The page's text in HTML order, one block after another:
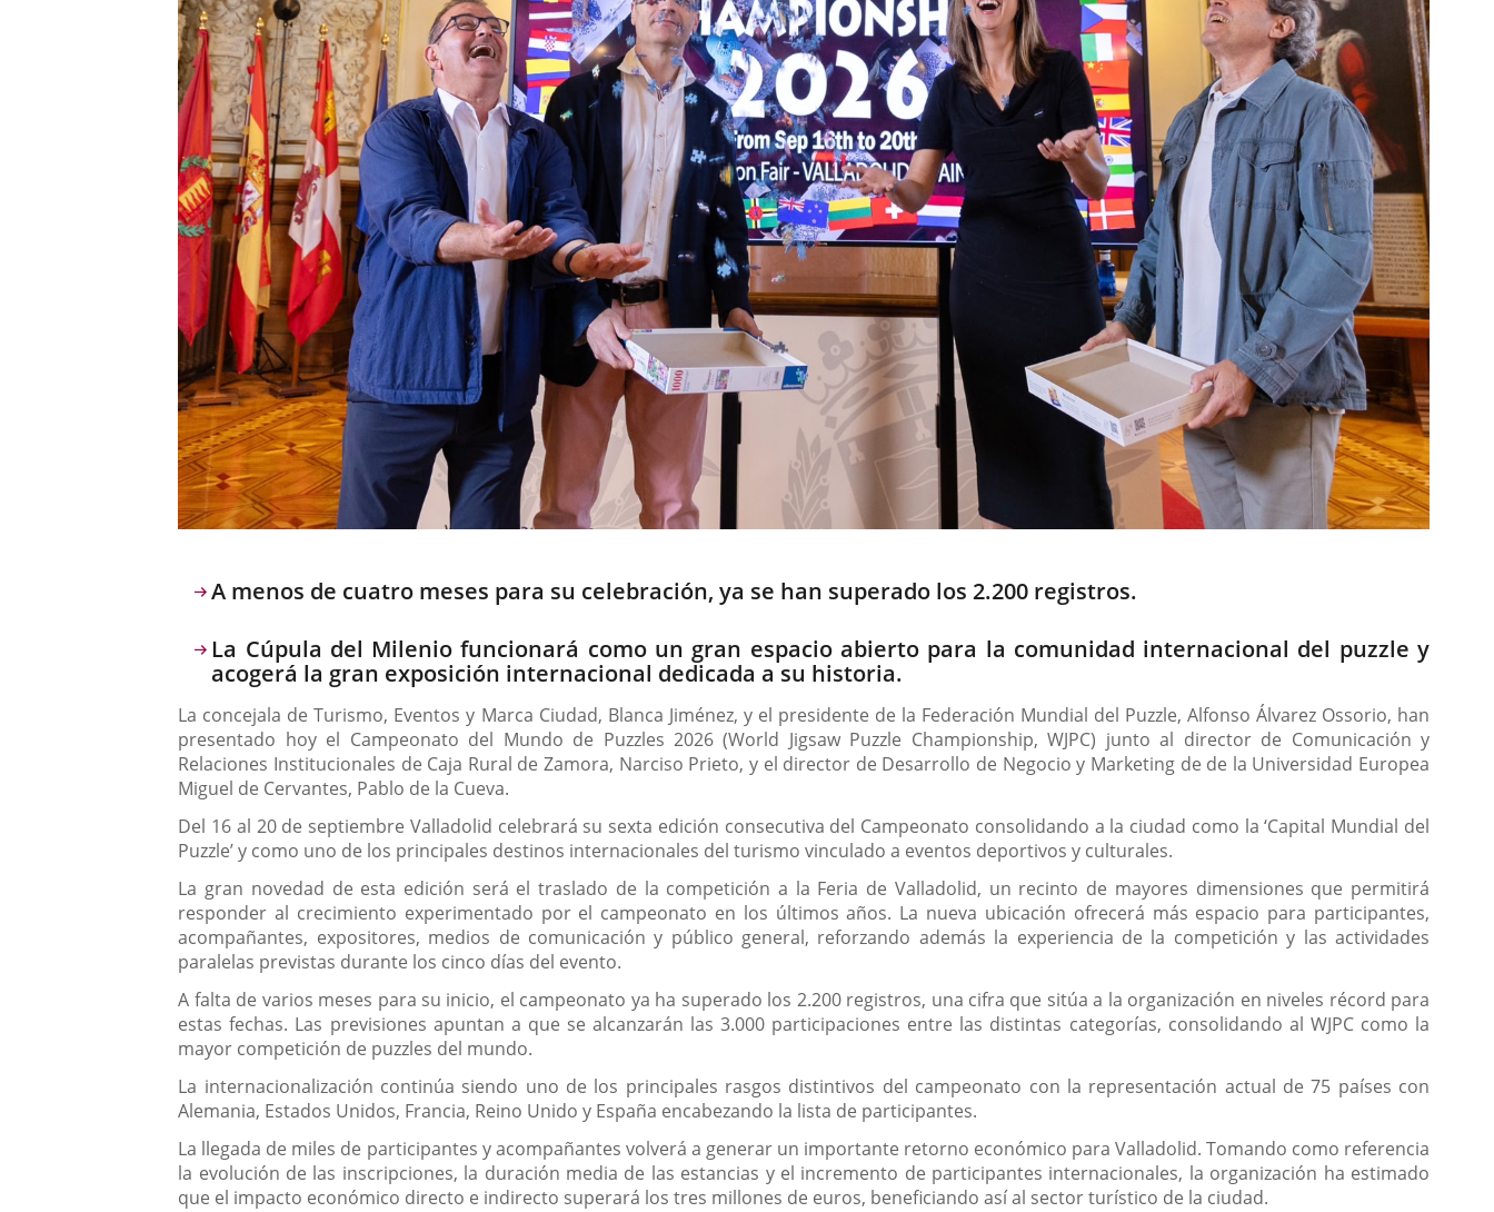
Descripción
A menos de cuatro meses para su celebración, ya se han superado los 2.200 registros.
La Cúpula del Milenio funcionará como un gran espacio abierto para la comunidad internacional del puzzle y
acogerá la gran exposición internacional dedicada a su historia.
La concejala de Turismo, Eventos y Marca Ciudad, Blanca Jiménez, y el presidente de la Federación Mundial del Puzzle, Alfonso Álvarez Ossorio, han
presentado hoy el Campeonato del Mundo de Puzzles 2026 (World Jigsaw Puzzle Championship, WJPC) junto al director de Comunicación y
Relaciones Institucionales de Caja Rural de Zamora, Narciso Prieto, y el director de Desarrollo de Negocio y Marketing de de la Universidad Europea
Miguel de Cervantes, Pablo de la Cueva.
Del 16 al 20 de septiembre Valladolid celebrará su sexta edición consecutiva del Campeonato consolidando a la ciudad como la ‘Capital Mundial del
Puzzle’ y como uno de los principales destinos internacionales del turismo vinculado a eventos deportivos y culturales.
La gran novedad de esta edición será el traslado de la competición a la Feria de Valladolid, un recinto de mayores dimensiones que permitirá
responder al crecimiento experimentado por el campeonato en los últimos años. La nueva ubicación ofrecerá más espacio para participantes,
acompañantes, expositores, medios de comunicación y público general, reforzando además la experiencia de la competición y las actividades
paralelas previstas durante los cinco días del evento.
A falta de varios meses para su inicio, el campeonato ya ha superado los 2.200 registros, una cifra que sitúa a la organización en niveles récord para
estas fechas. Las previsiones apuntan a que se alcanzarán las 3.000 participaciones entre las distintas categorías, consolidando al WJPC como la
mayor competición de puzzles del mundo.
La internacionalización continúa siendo uno de los principales rasgos distintivos del campeonato con la representación actual de 75 países con
Alemania, Estados Unidos, Francia, Reino Unido y España encabezando la lista de participantes.
La llegada de miles de participantes y acompañantes volverá a generar un importante retorno económico para Valladolid. Tomando como referencia
la evolución de las inscripciones, la duración media de las estancias y el incremento de participantes internacionales, la organización ha estimado
que el impacto económico directo e indirecto superará los tres millones de euros, beneficiando así al sector turístico de la ciudad.